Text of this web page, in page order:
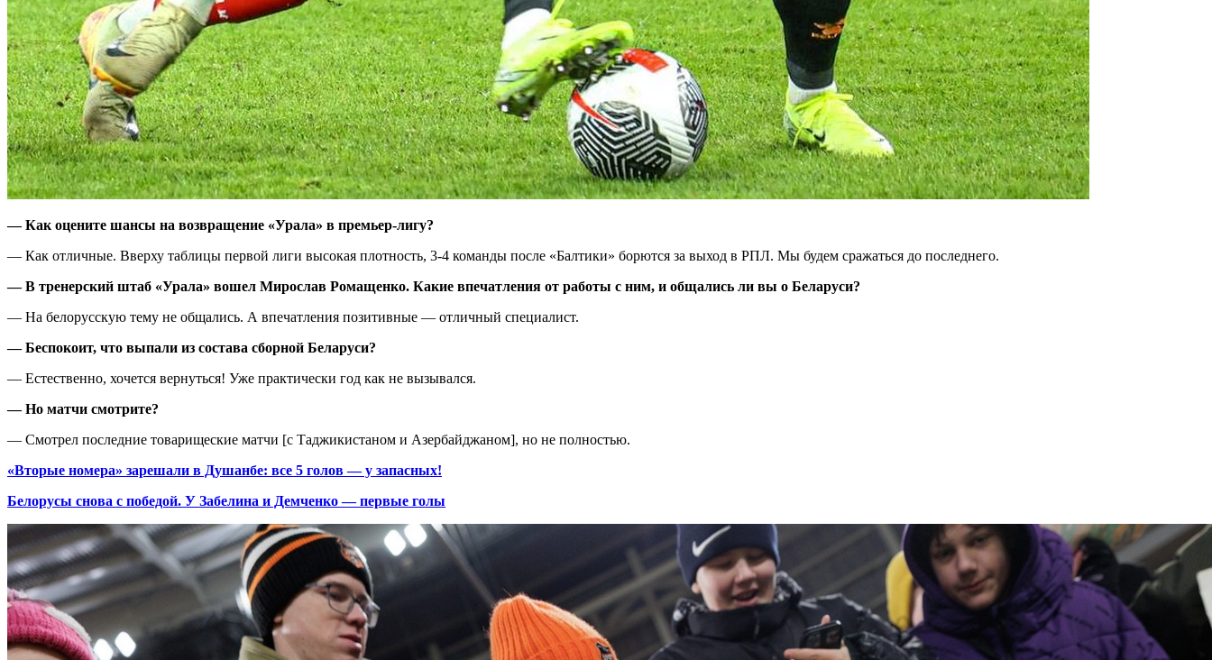
— Как оцените шансы на возвращение «Урала» в премьер-лигу?
— Как отличные. Вверху таблицы первой лиги высокая плотность, 3-4 команды после «Балтики» борются за выход в РПЛ. Мы будем сражаться до последнего.
— В тренерский штаб «Урала» вошел Мирослав Ромащенко. Какие впечатления от работы с ним, и общались ли вы о Беларуси?
— На белорусскую тему не общались. А впечатления позитивные — отличный специалист.
— Беспокоит, что выпали из состава сборной Беларуси?
— Естественно, хочется вернуться! Уже практически год как не вызывался.
— Но матчи смотрите?
— Смотрел последние товарищеские матчи [с Таджикистаном и Азербайджаном], но не полностью.
«Вторые номера» зарешали в Душанбе: все 5 голов — у запасных!
Белорусы снова с победой. У Забелина и Демченко — первые голы